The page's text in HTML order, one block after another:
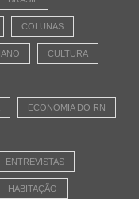
COLUNAS
CULTURA
ECONOMIA DO RN
ENTREVISTAS
HABITAÇÃO